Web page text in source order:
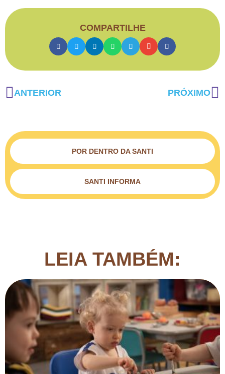
POR DENTRO DA SANTI
SANTI INFORMA
COMPARTILHE
ANTERIOR PRÓXIMO
LEIA TAMBÉM: